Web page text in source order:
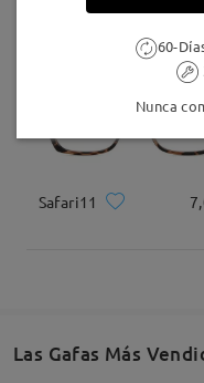
Safari11
Las Gafas Más
60-
Nunca